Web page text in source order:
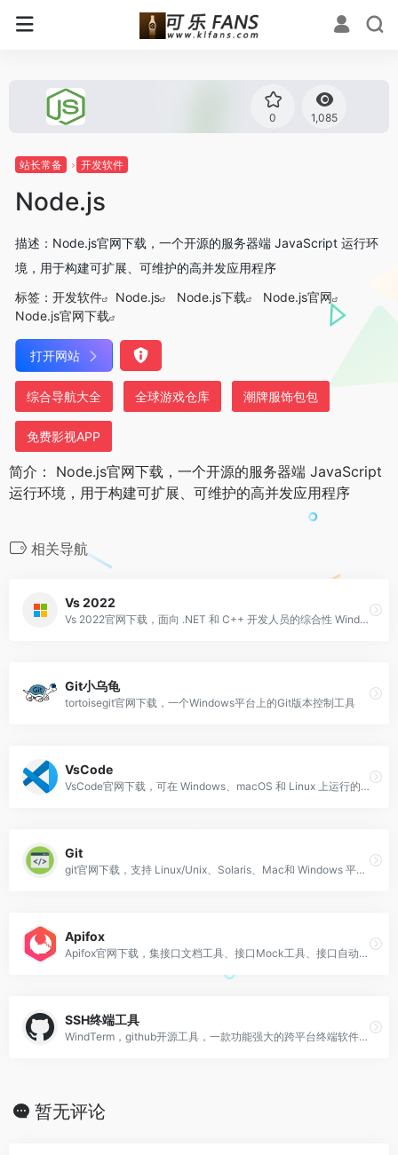
0 1,085
站长常备 开发软件
Node.js
描述：Node.js官网下载，一个开源的服务器端 JavaScript 运行环
境，用于构建可扩展、可维护的高并发应用程序
标签： 开发软件 Node.js Node.js下载
Node.js官网
Node.js官网下载
打开网站
综合导航大全 全球游戏仓库 潮牌服饰包包
免费影视APP
简介： Node.js官网下载，一个开源的服务器端 JavaScript
运行环境，用于构建可扩展、可维护的高并发应用程序
相关导航
Vs 2022
Vs 2022官网下载，面向 .NET 和 C++ 开发人员的综合性 Windows 版 IDE，可用于构建 Web、云、桌面、移动应用、服务和游戏
Git小乌龟
tortoisegit官网下载，一个Windows平台上的Git版本控制工具
VsCode
VsCode官网下载，可在 Windows、macOS 和 Linux 上运行的独立源代码编辑器。 Java 和 Web 开发人员的理想选择，包含大量扩展，支持几乎任何编程语言
Git
git官网下载，支持 Linux/Unix、Solaris、Mac和 Windows 平台上运行
Apifox
Apifox官网下载，集接口文档工具、接口Mock工具、接口自动化测试工具、接口调试工具于一体的协作平台
SSH终端工具
WindTerm，github开源工具，一款功能强大的跨平台终端软件，支持Windows、macOS和Linux操作系统
暂无评论